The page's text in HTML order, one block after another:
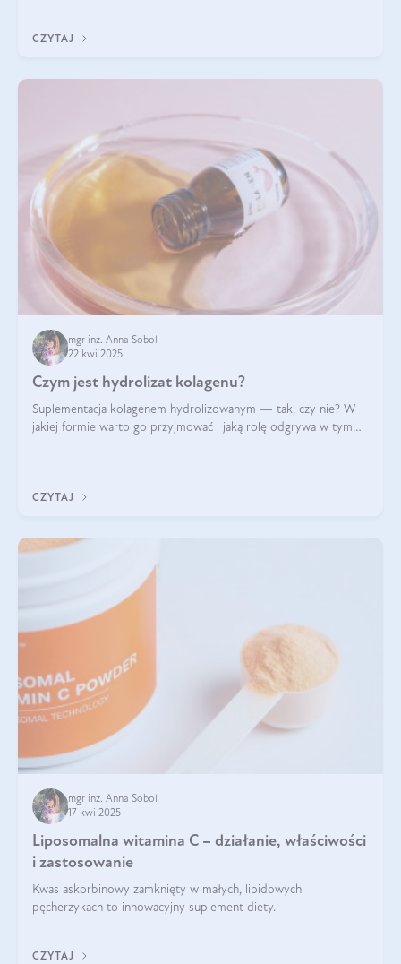
CZYTAJ
mgr inż. Anna Sobol
22 kwi 2025
Czym jest hydrolizat kolagenu?
Suplementacja kolagenem hydrolizowanym — tak, czy nie? W
jakiej formie warto go przyjmować i jaką rolę odgrywa w tym
CZYTAJ
mgr inż. Anna Sobol
17 kwi 2025
Liposomalna witamina C – działanie, właściwości
i zastosowanie
Kwas askorbinowy zamknięty w małych, lipidowych
pęcherzykach to innowacyjny suplement diety.
CZYTAJ